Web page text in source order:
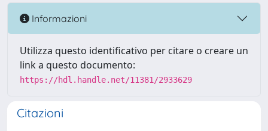
Informazioni
Utilizza questo identificativo per citare o creare un
link a questo documento:
https://hdl.handle.net/11381/2933629
Citazioni